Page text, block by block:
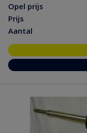
Opel prijs
Prijs
Aantal